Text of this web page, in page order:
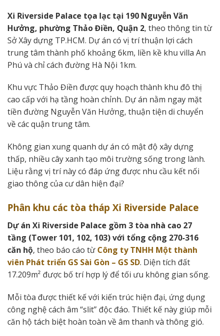
Xi Riverside Palace tọa lạc tại 190 Nguyễn Văn
Hưởng, phường Thảo Điền, Quận 2, theo thông tin từ
Sở Xây dựng TP.HCM. Dự án có vị trí thuận lợi cách
trung tâm thành phố khoảng 6km, liền kề khu villa An
Phú và chỉ cách đường Hà Nội 1km.
Khu vực Thảo Điền được quy hoạch thành khu đô thị
cao cấp với hạ tầng hoàn chỉnh. Dự án nằm ngay mặt
tiền đường Nguyễn Văn Hưởng, thuận tiện di chuyển
về các quận trung tâm.
Không gian xung quanh dự án có mật độ xây dựng
thấp, nhiều cây xanh tạo môi trường sống trong lành.
Liệu rằng vị trí này có đáp ứng được nhu cầu kết nối
giao thông của cư dân hiện đại?
Phân khu các tòa tháp Xi Riverside Palace
Dự án Xi Riverside Palace gồm 3 tòa nhà cao 27
tầng (Tower 101, 102, 103) với tổng cộng 270-316
căn hộ, theo báo cáo từ Công ty TNHH Một thành
viên Phát triển GS Sài Gòn – GS SD. Diện tích đất
17.209m² được bố trí hợp lý để tối ưu không gian sống.
Mỗi tòa được thiết kế với kiến trúc hiện đại, ứng dụng
công nghệ cách âm “slit” độc đáo. Thiết kế này giúp mỗi
căn hộ tách biệt hoàn toàn về âm thanh và thông gió.